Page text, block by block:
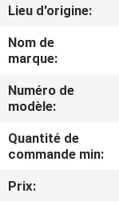
PRODUITS
À
PROPOS
DE
Lieu d'origine:
Nom de
marque:
Numéro de
modèle:
Quantité de
commande min:
Prix: